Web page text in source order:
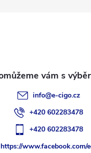
info@e-cigo.cz
+420 602283478
+420 602283478
https://www.facebook.com/